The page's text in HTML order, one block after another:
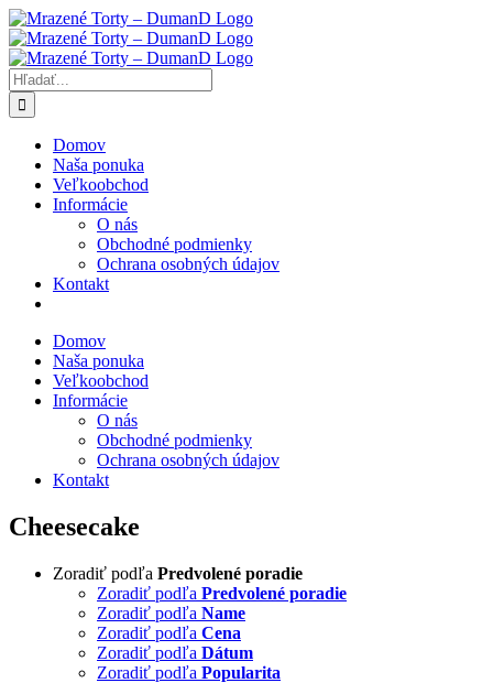
Skip
to
content
Hľadať:
Domov
Naša ponuka
Veľkoobchod
Informácie
O nás
Obchodné podmienky
Ochrana osobných údajov
Kontakt
Domov
Naša ponuka
Veľkoobchod
Informácie
O nás
Obchodné podmienky
Ochrana osobných údajov
Kontakt
Cheesecake
Zoradiť podľa Predvolené poradie
Zoradiť podľa Predvolené poradie
Zoradiť podľa Name
Zoradiť podľa Cena
Zoradiť podľa Dátum
Zoradiť podľa Popularita